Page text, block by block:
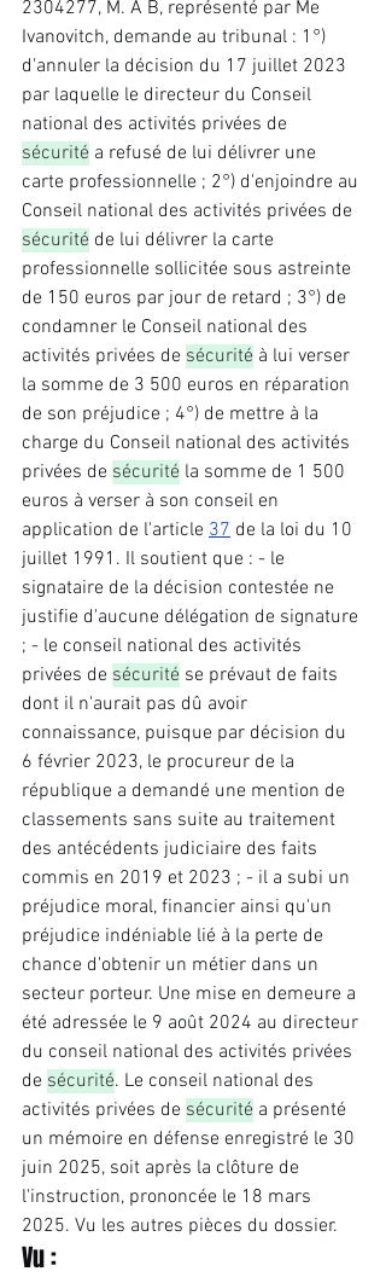
2304277, M. A B, représenté par Me
Ivanovitch, demande au tribunal : 1°)
d'annuler la décision du 17 juillet 2023
par laquelle le directeur du Conseil
national des activités privées de
sécurité a refusé de lui délivrer une
carte professionnelle ; 2°) d'enjoindre au
Conseil national des activités privées de
sécurité de lui délivrer la carte
professionnelle sollicitée sous astreinte
de 150 euros par jour de retard ; 3°) de
condamner le Conseil national des
activités privées de sécurité à lui verser
la somme de 3 500 euros en réparation
de son préjudice ; 4°) de mettre à la
charge du Conseil national des activités
privées de sécurité la somme de 1 500
euros à verser à son conseil en
application de l'article 37 de la loi du 10
juillet 1991. Il soutient que : - le
signataire de la décision contestée ne
justifie d'aucune délégation de signature
; - le conseil national des activités
privées de sécurité se prévaut de faits
dont il n'aurait pas dû avoir
connaissance, puisque par décision du
6 février 2023, le procureur de la
république a demandé une mention de
classements sans suite au traitement
des antécédents judiciaire des faits
commis en 2019 et 2023 ; - il a subi un
préjudice moral, financier ainsi qu'un
préjudice indéniable lié à la perte de
chance d'obtenir un métier dans un
secteur porteur. Une mise en demeure a
été adressée le 9 août 2024 au directeur
du conseil national des activités privées
de sécurité. Le conseil national des
activités privées de sécurité a présenté
un mémoire en défense enregistré le 30
juin 2025, soit après la clôture de
l'instruction, prononcée le 18 mars
2025. Vu les autres pièces du dossier.
Vu :